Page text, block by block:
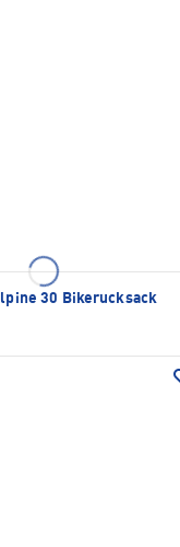
30 Bikerucksack